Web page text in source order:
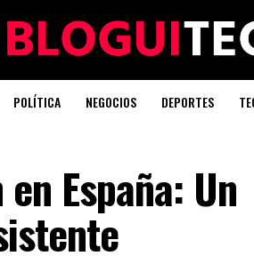
POLÍTICA NEGOCIOS DEPORTES
España: Un